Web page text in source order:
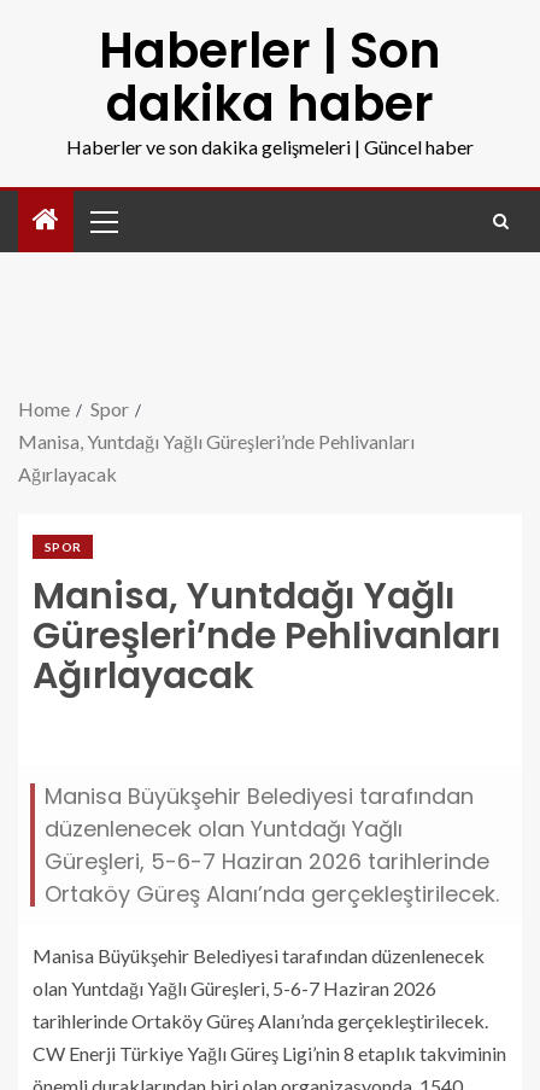
Haberler | Son
dakika haber
Haberler ve son dakika gelişmeleri | Güncel haber
Home
Spor
Manisa, Yuntdağı Yağlı Güreşleri’nde Pehlivanları
Ağırlayacak
SPOR
Manisa, Yuntdağı Yağlı
Güreşleri’nde Pehlivanları
Ağırlayacak
manisa-yuntdagi-yagli-gureslerinde-pehlivanlari-
Manisa Büyükşehir Belediyesi tarafından
düzenlenecek olan Yuntdağı Yağlı
Güreşleri, 5-6-7 Haziran 2026 tarihlerinde
Ortaköy Güreş Alanı’nda gerçekleştirilecek.
Manisa Büyükşehir Belediyesi tarafından düzenlenecek
olan Yuntdağı Yağlı Güreşleri, 5-6-7 Haziran 2026
tarihlerinde Ortaköy Güreş Alanı’nda gerçekleştirilecek.
CW Enerji Türkiye Yağlı Güreş Ligi’nin 8 etaplık takviminin